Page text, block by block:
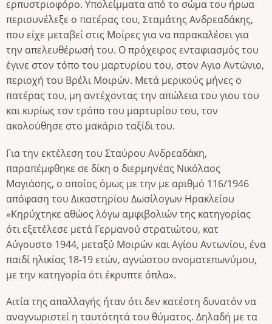
ερπυστριοφόρο. Υπολείμματα από το σώμα του ήρωα
περισυνέλεξε ο πατέρας του, Σταμάτης Ανδρεαδάκης,
που είχε μεταβεί στις Μοίρες για να παρακαλέσει για
την απελευθέρωσή του. Ο πρόχειρος ενταφιασμός του
έγινε στον τόπο του μαρτυρίου του, στον Αγιο Αντώνιο,
περιοχή του Βρέλι Μοιρών. Μετά μερικούς μήνες ο
πατέρας του, μη αντέχοντας την απώλεια του γιου του
και κυρίως τον τρόπο του μαρτυρίου του, τον
ακολούθησε στο μακάριο ταξίδι του.
Για την εκτέλεση του Σταύρου Ανδρεαδάκη,
παραπέμφθηκε σε δίκη ο διερμηνέας Νικόλαος
Μαγιάσης, ο οποίος όμως με την με αριθμό 116/1946
απόφαση του Δικαστηρίου Δωσίλογων Ηρακλείου
«Κηρύχτηκε αθώος λόγω αμφιβολιών της κατηγορίας
ότι εξετέλεσε μετά Γερμανού στρατιώτου, κατ
Αύγουστο 1944, μεταξύ Μοιρών και Αγίου Αντωνίου, ένα
παιδί ηλικίας 18-19 ετών, αγνώστου ονοματεπωνύμου,
με την κατηγορία ότι έκρυπτε όπλα».
Αιτία της απαλλαγής ήταν ότι δεν κατέστη δυνατόν να
αναγνωριστεί η ταυτότητά του θύματος. Δηλαδή με τα